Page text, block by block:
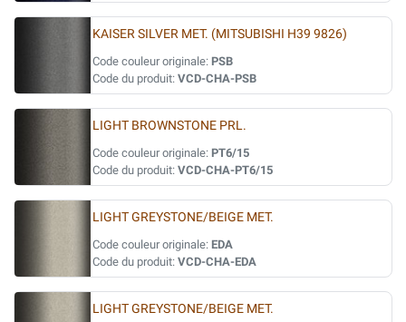
KAISER SILVER MET. (MITSUBISHI H39 9826)
Code couleur originale: PSB
Code du produit: VCD-CHA-PSB
LIGHT BROWNSTONE PRL.
Code couleur originale: PT6/15
Code du produit: VCD-CHA-PT6/15
LIGHT GREYSTONE/BEIGE MET.
Code couleur originale: EDA
Code du produit: VCD-CHA-EDA
LIGHT GREYSTONE/BEIGE MET.